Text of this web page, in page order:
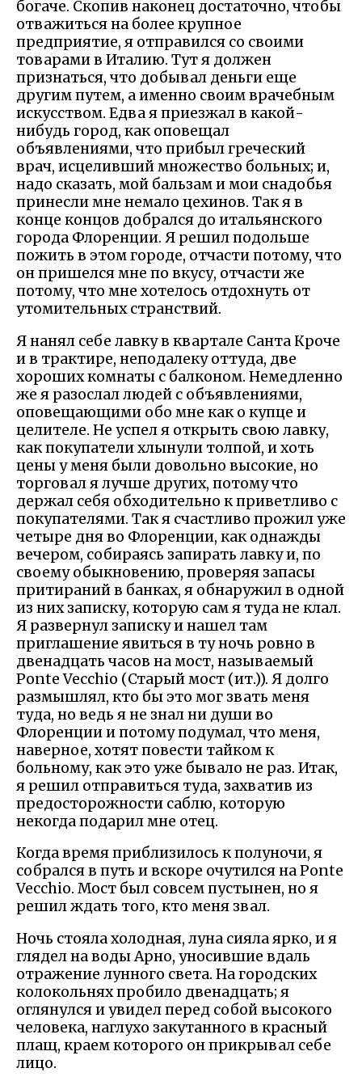
богаче. Скопив наконец достаточно, чтобы
отважиться на более крупное
предприятие, я отправился со своими
товарами в Италию. Тут я должен
признаться, что добывал деньги еще
другим путем, а именно своим врачебным
искусством. Едва я приезжал в какой-
нибудь город, как оповещал
объявлениями, что прибыл греческий
врач, исцеливший множество больных; и,
надо сказать, мой бальзам и мои снадобья
принесли мне немало цехинов. Так я в
конце концов добрался до итальянского
города Флоренции. Я решил подольше
пожить в этом городе, отчасти потому, что
он пришелся мне по вкусу, отчасти же
потому, что мне хотелось отдохнуть от
утомительных странствий.
Я нанял себе лавку в квартале Санта Кроче
и в трактире, неподалеку оттуда, две
хороших комнаты с балконом. Немедленно
же я разослал людей с объявлениями,
оповещающими обо мне как о купце и
целителе. Не успел я открыть свою лавку,
как покупатели хлынули толпой, и хоть
цены у меня были довольно высокие, но
торговал я лучше других, потому что
держал себя обходительно к приветливо с
покупателями. Так я счастливо прожил уже
четыре дня во Флоренции, как однажды
вечером, собираясь запирать лавку и, по
своему обыкновению, проверяя запасы
притираний в банках, я обнаружил в одной
из них записку, которую сам я туда не клал.
Я развернул записку и нашел там
приглашение явиться в ту ночь ровно в
двенадцать часов на мост, называемый
Ponte Vecchio (Старый мост (ит.)). Я долго
размышлял, кто бы это мог звать меня
туда, но ведь я не знал ни души во
Флоренции и потому подумал, что меня,
наверное, хотят повести тайком к
больному, как это уже бывало не раз. Итак,
я решил отправиться туда, захватив из
предосторожности саблю, которую
некогда подарил мне отец.
Когда время приблизилось к полуночи, я
собрался в путь и вскоре очутился на Ponte
Vecchio. Мост был совсем пустынен, но я
решил ждать того, кто меня звал.
Ночь стояла холодная, луна сияла ярко, и я
глядел на воды Арно, уносившие вдаль
отражение лунного света. На городских
колокольнях пробило двенадцать; я
оглянулся и увидел перед собой высокого
человека, наглухо закутанного в красный
плащ, краем которого он прикрывал себе
лицо.